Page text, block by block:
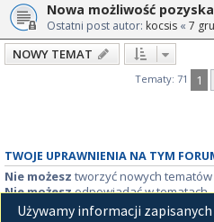
Nowa możliwość
Ostatni post autor: kocsis « 7
NOWY TEMAT
Tematy: 71 1
TWOJE UPRAWNIENIA NA TYM
Nie możesz tworzyć nowych tematów
Nie możeszodpowiadać w tematach
Nie możeszzmieniać swoich postów
Używamy informacji